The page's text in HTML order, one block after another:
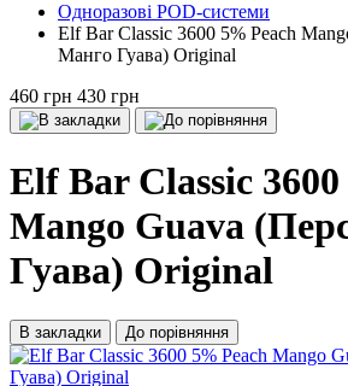
Одноразові POD-системи
Elf Bar Classic 3600 5% Peach
Манго Гуава) Original
460 грн 430 грн
Elf Bar Classic
Mango Guava
Гуава) Original
В закладки До порівняння